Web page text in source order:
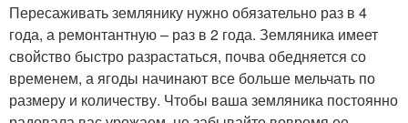
Пересаживать землянику нужно обязательно раз в 4
года, а ремонтантную – раз в 2 года. Земляника имеет
свойство быстро разрастаться, почва обедняется со
временем, а ягоды начинают все больше мельчать по
размеру и количеству. Чтобы ваша земляника постоянно